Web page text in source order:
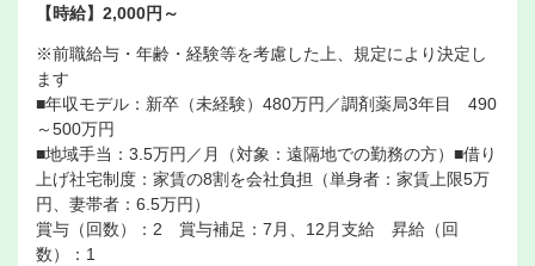
【時給】2,000円～
※前職給与・年齢・経験等を考慮した上、規定により決定し
ます
■年収モデル：新卒（未経験）480万円／調剤薬局3年目 490
～500万円
■地域手当：3.5万円／月（対象：遠隔地での勤務の方）■借り
上げ社宅制度：家賃の8割を会社負担（単身者：家賃上限5万
円、妻帯者：6.5万円）
賞与（回数）：2 賞与補足：7月、12月支給 昇給（回
数）：1